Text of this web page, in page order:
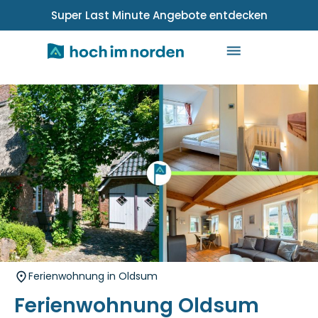
Super Last Minute Angebote entdecken
Ferienwohnung in Oldsum
Ferienwohnung Oldsum